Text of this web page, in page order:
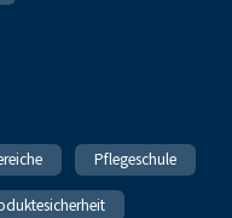
Pflegeschule